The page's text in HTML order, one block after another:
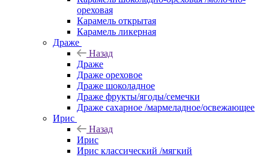
ореховая
Карамель открытая
Карамель ликерная
Драже
Назад
Драже
Драже ореховое
Драже шоколадное
Драже фрукты/ягоды/семечки
Драже сахарное /мармеладное/освежающее
Ирис
Назад
Ирис
Ирис классический /мягкий